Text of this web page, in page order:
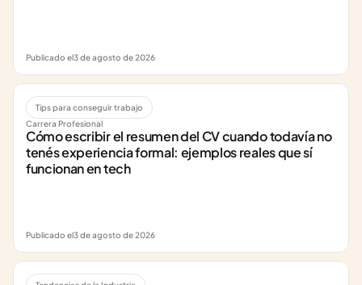
Publicado el3 de agosto de 2026
Tips para conseguir trabajo
Carrera Profesional
Cómo escribir el resumen del CV cuando todavía no
tenés experiencia formal: ejemplos reales que sí
funcionan en tech
Publicado el3 de agosto de 2026